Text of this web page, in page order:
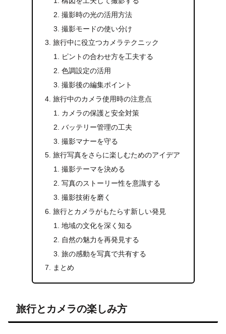
撮影時の光の活用方法
撮影モードの使い分け
旅行中に役立つカメラテクニック
ピントの合わせ方を工夫する
色調設定の活用
撮影後の編集ポイント
旅行中のカメラ使用時の注意点
カメラの保護と安全対策
バッテリー管理の工夫
撮影マナーを守る
旅行写真をさらに楽しむためのアイデア
撮影テーマを決める
写真のストーリー性を意識する
撮影技術を磨く
旅行とカメラがもたらす新しい発見
地域の文化を深く知る
自然の魅力を再発見する
旅の感動を写真で共有する
まとめ
旅行とカメラの楽しみ方